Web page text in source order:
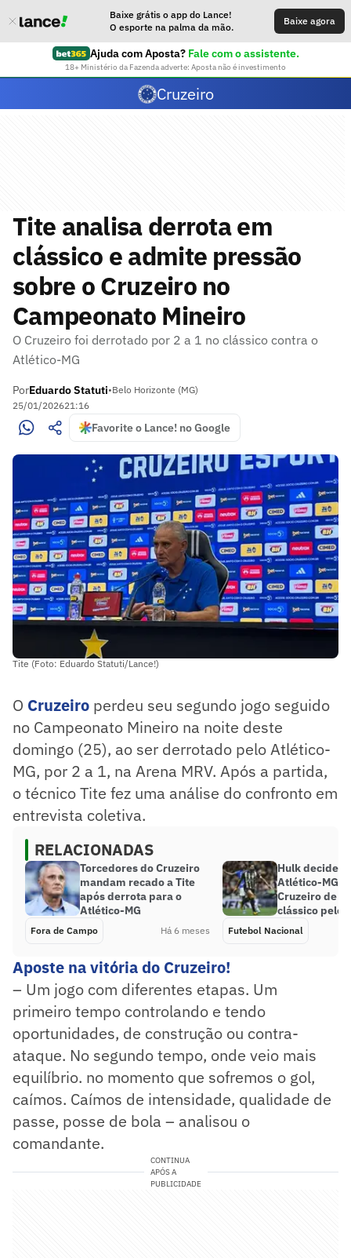
Baixe grátis o app do Lance!
O esporte na palma da mão.
Baixe agora
Ajuda com Aposta? Fale com o assistente.
18+ Ministério da Fazenda adverte: Aposta não é investimento
Cruzeiro
Tite analisa derrota em
clássico e admite pressão
sobre o Cruzeiro no
Campeonato Mineiro
O Cruzeiro foi derrotado por 2 a 1 no clássico contra o
Atlético-MG
PorEduardo Statuti•Belo Horizonte (MG)
25/01/202621:16
Favorite o Lance! no Google
Tite (Foto: Eduardo Statuti/Lance!)
O Cruzeiro perdeu seu segundo jogo seguido
no Campeonato Mineiro na noite deste
domingo (25), ao ser derrotado pelo Atlético-
MG, por 2 a 1, na Arena MRV. Após a partida,
o técnico Tite fez uma análise do confronto em
entrevista coletiva.
RELACIONADAS
Torcedores do Cruzeiro
mandam recado a Tite
após derrota para o
Atlético-MG
Fora de Campo Há 6 meses
Hulk decide
Atlético-MG
Cruzeiro de
clássico pelo
Futebol Nacional
Aposte na vitória do Cruzeiro!
– Um jogo com diferentes etapas. Um
primeiro tempo controlando e tendo
oportunidades, de construção ou contra-
ataque. No segundo tempo, onde veio mais
equilíbrio. no momento que sofremos o gol,
caímos. Caímos de intensidade, qualidade de
passe, posse de bola – analisou o
comandante.
CONTINUA
APÓS A
PUBLICIDADE